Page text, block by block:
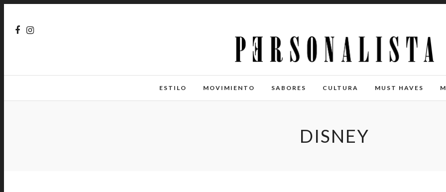
ESTILO MOVIMIENTO SABORES CULTURA MUST HAVES
DISNEY